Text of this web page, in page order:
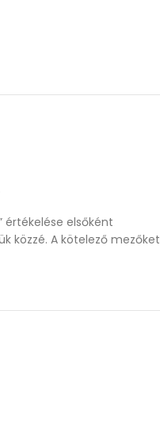
értékelése elsőként
közzé. A kötelező mezőket